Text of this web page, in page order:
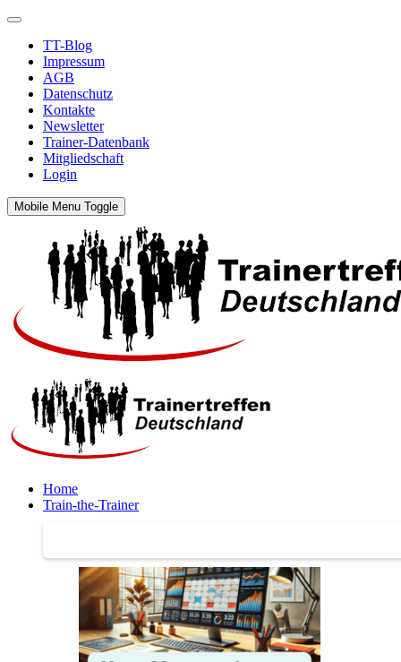
TT-Blog
Impressum
AGB
Datenschutz
Kontakte
Newsletter
Trainer-Datenbank
Mitgliedschaft
Login
Mobile Menu Toggle
Home
Train-the-Trainer